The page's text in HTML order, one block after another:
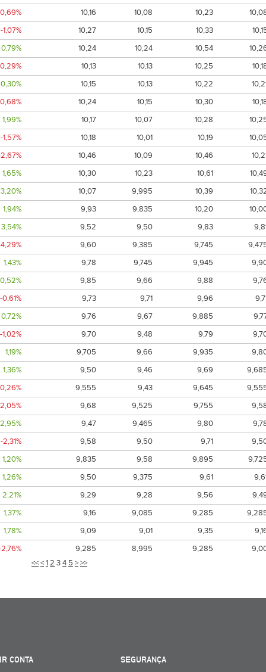
<<<12 34 5 >>>
10,16 10,08 10,23
-1,07%
10,27 10,15 10,33
0,79%
10,24 10,24 10,54
10,13 10,13 10,25
0,30%
10,15 10,13 10,22
10,24 10,15 10,30
1,99%
10,17 10,07 10,28
-1,57%
10,18 10,01 10,19
10,46 10,09 10,46
1,65%
10,30 10,23 10,61
3,20%
10,07 9,995 10,39
1,94%
9,93 9,835 10,20
3,54%
9,52 9,50 9,83
9,60 9,385 9,745
1,43%
9,78 9,745 9,945
0,52%
9,85 9,66 9,88
-0,61%
9,73 9,71 9,96
0,72%
9,76 9,67 9,885
-1,02%
9,70 9,48 9,79
1,19%
9,705 9,66 9,935
1,36%
9,50 9,46 9,69
9,555 9,43 9,645
9,68 9,525 9,755
2,95%
9,47 9,465 9,80
-2,31%
9,58 9,50 9,71
1,20%
9,835 9,58 9,895
1,26%
9,50 9,375 9,61
2,21%
9,29 9,28 9,56
1,37%
9,16 9,085 9,285
1,78%
9,09 9,01 9,35
9,285 8,995 9,285
CONTA SEGURANÇA